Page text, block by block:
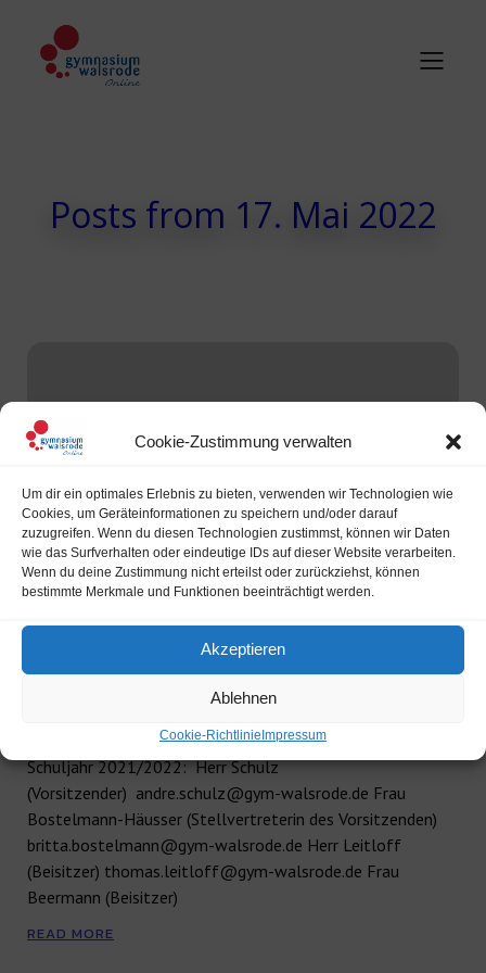
Cookie-Zustimmung verwalten
Um dir ein optimales Erlebnis zu bieten, verwenden wir Technologien wie
Cookies, um Geräteinformationen zu speichern und/oder darauf
zuzugreifen. Wenn du diesen Technologien zustimmst, können wir Daten
wie das Surfverhalten oder eindeutige IDs auf dieser Website verarbeiten.
Wenn du deine Zustimmung nicht erteilst oder zurückziehst, können
bestimmte Merkmale und Funktionen beeinträchtigt werden.
Akzeptieren
Ablehnen
Cookie-RichtlinieImpressum
Posts from 17. Mai 2022
Schulelternrat 2021-2022
Die Mitglieder im Vorstand des Schulelternrates im
Schuljahr 2021/2022: Herr Schulz
(Vorsitzender) andre.schulz@gym-walsrode.de Frau
Bostelmann-Häusser (Stellvertreterin des Vorsitzenden)
britta.bostelmann@gym-walsrode.de Herr Leitloff
(Beisitzer) thomas.leitloff@gym-walsrode.de Frau
Beermann (Beisitzer)
READ MORE